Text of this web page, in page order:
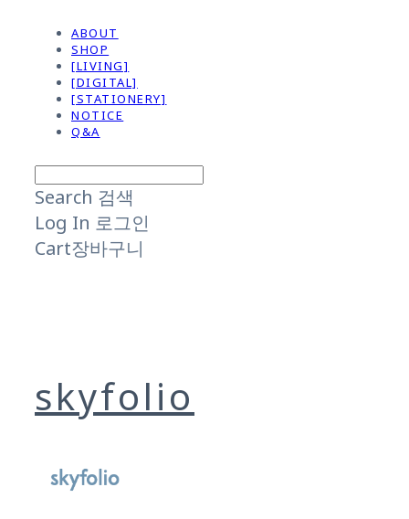
ABOUT
SHOP
[LIVING]
[DIGITAL]
[STATIONERY]
NOTICE
Q&A
Search 검색
Log In 로그인
Cart장바구니
skyfolio